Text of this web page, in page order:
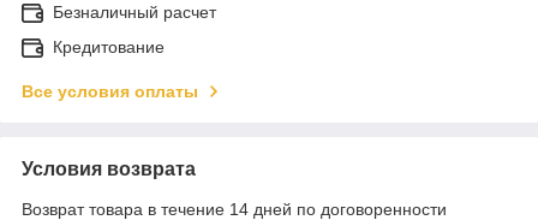
Безналичный расчет
Кредитование
Все условия оплаты
Условия возврата
Возврат товара в течение 14 дней по договоренности